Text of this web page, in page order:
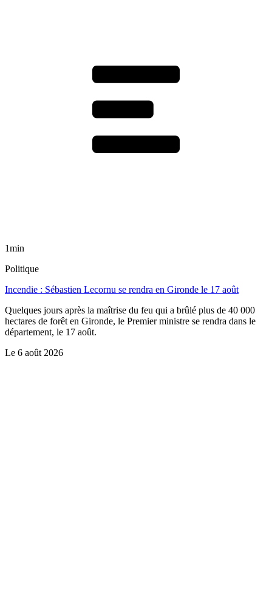
1min
Politique
Incendie : Sébastien Lecornu se rendra en Gironde le 17 août
Quelques jours après la maîtrise du feu qui a brûlé plus de 40 000
hectares de forêt en Gironde, le Premier ministre se rendra dans le
département, le 17 août.
Le 6 août 2026